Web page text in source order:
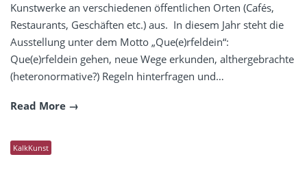
Kunstwerke an verschiedenen öffentlichen Orten (Cafés,
Restaurants, Geschäften etc.) aus. In diesem Jahr steht die
Ausstellung unter dem Motto „Que(e)rfeldein“:
Que(e)rfeldein gehen, neue Wege erkunden, althergebrachte
(heteronormative?) Regeln hinterfragen und…
Read More
KalkKunst